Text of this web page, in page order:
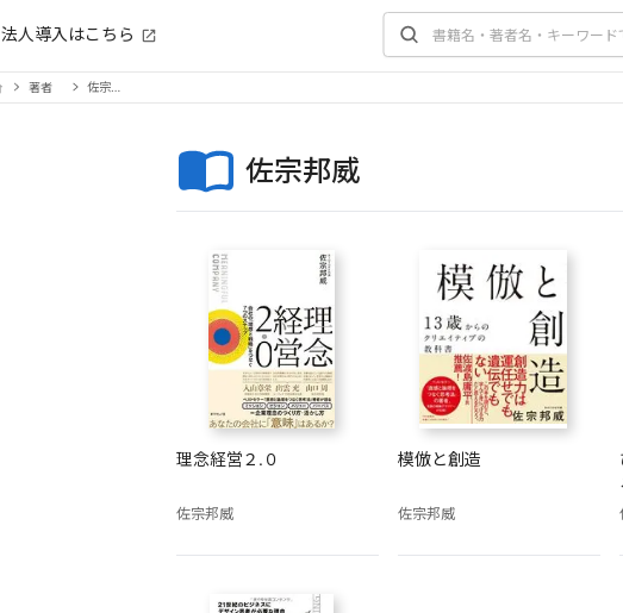
法人導入はこちら
著者 佐宗邦威
佐宗邦威
理念経営２.０
佐宗邦威
模倣と創造
佐宗邦威